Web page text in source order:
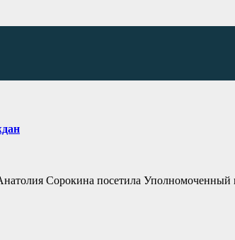
Сорокина посетила Уполномоченный